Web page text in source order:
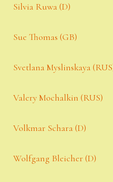
Silvia Ruwa (D)
Sue Thomas (GB)
Svetlana Myslinskaya
Valery Mochalkin (RUS)
Volkmar Schara (D)
Wolfgang Bleicher (D)